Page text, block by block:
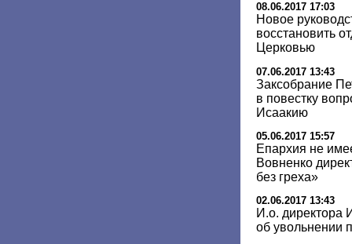
08.06.2017 17:03
Новое
восстановить
Церковью
07.06.2017 13:43
Заксобрание
в повестку
Исаакию
05.06.2017 15:57
Епархия не
Вовненко
без греха»
02.06.2017 13:43
И.о. директора
об увольнении